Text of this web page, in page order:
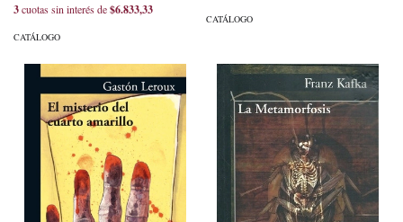
3cuotas sin interés de$6.833,33
CATÁLOGO
CATÁLOGO